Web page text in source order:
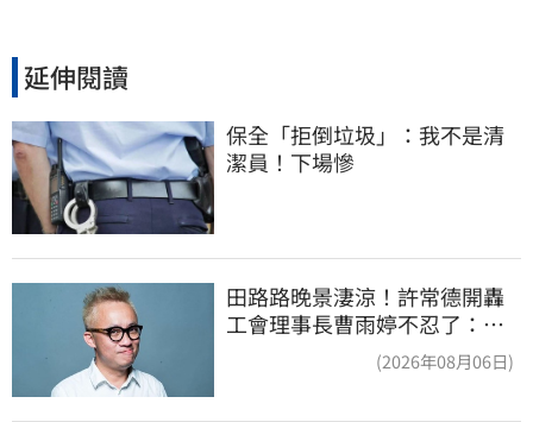
延伸閱讀
保全「拒倒垃圾」：我不是清
潔員！下場慘
田路路晚景淒涼！許常德開轟
工會理事長曹雨婷不忍了：別
(2026年08月06日)